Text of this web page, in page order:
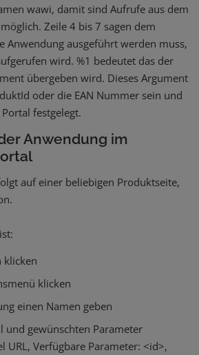
wawi, damit sind Aufrufe aus dem
Zeile 4 bis 7 sagen dem
Anwendung ausgeführt werden muss,
wird. %1 bedeutet das der
übergeben wird. Dieses Argument
oder die EAN Nummer sein und
festgelegt.
Anwendung im
auf einer beliebigen Produktseite,
klicken
klicken
einen Namen geben
und gewünschten Parameter
URL, Verfügbare Parameter: <id>,